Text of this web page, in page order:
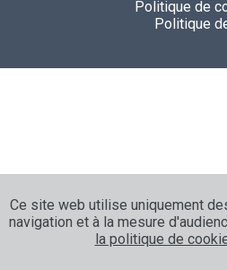
Politique de
Politique
Ce site web utilise uniquement
navigation et à la mesure
la politique de